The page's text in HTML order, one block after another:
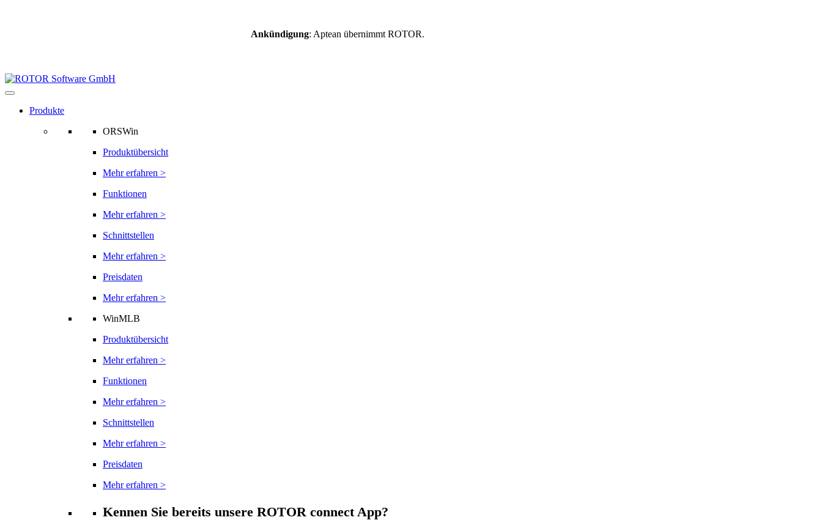
Ankündigung: Aptean übernimmt ROTOR.
Produkte
ORSWin
Produktübersicht
Mehr erfahren >
Funktionen
Mehr erfahren >
Schnittstellen
Mehr erfahren >
Preisdaten
Mehr erfahren >
WinMLB
Produktübersicht
Mehr erfahren >
Funktionen
Mehr erfahren >
Schnittstellen
Mehr erfahren >
Preisdaten
Mehr erfahren >
Kennen Sie bereits unsere ROTOR connect App?